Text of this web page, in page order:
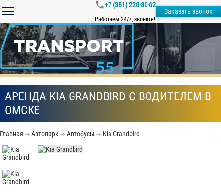
+7 (381) 220-80-62
Работаем 24/7, звоните!
Заказать звонок
АРЕНДА KIA GRANDBIRD С ВОДИТЕЛЕМ В
ОМСКЕ
Главная Автопарк Автобусы Kia Grandbird